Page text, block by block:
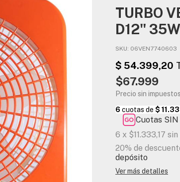
TURBO
D12"
SKU: 06VEN7740603
$67.999
Precio sin impuestos
Cuotas
6 x $11.333,17 sin
20% de
depósito
Ver más detalles